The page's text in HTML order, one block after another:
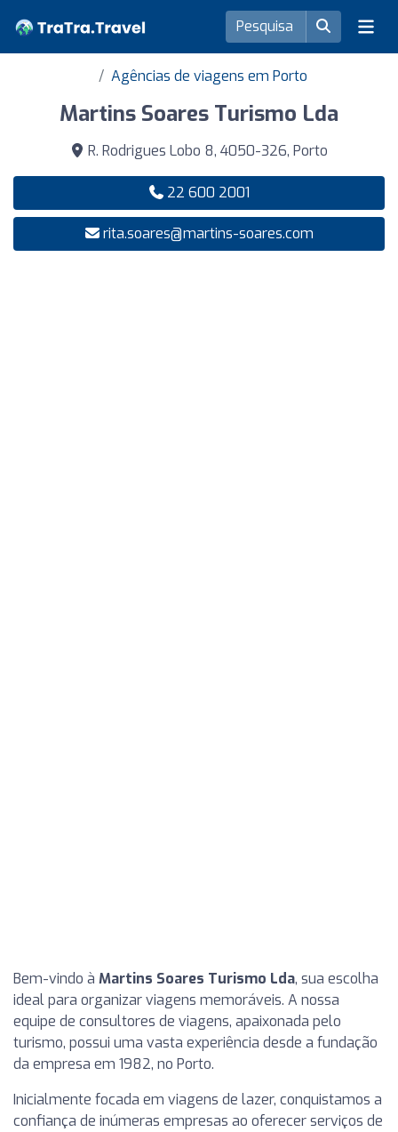
Agências de viagens em Porto
Martins Soares Turismo Lda
R. Rodrigues Lobo 8, 4050-326, Porto
22 600 2001
rita.soares@martins-soares.com
Bem-vindo à Martins Soares Turismo Lda, sua escolha
ideal para organizar viagens memoráveis. A nossa
equipe de consultores de viagens, apaixonada pelo
turismo, possui uma vasta experiência desde a fundação
da empresa em 1982, no Porto.
Inicialmente focada em viagens de lazer, conquistamos a
confiança de inúmeras empresas ao oferecer serviços de